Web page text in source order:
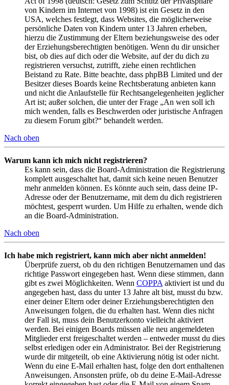
von Kindern im Internet von 1998) ist ein Gesetz in den
USA, welches festlegt, dass Websites, die möglicherweise
persönliche Daten von Kindern unter 13 Jahren erheben,
hierzu die Zustimmung der Eltern beziehungsweise des oder
der Erziehungsberechtigten benötigen. Wenn du dir unsicher
bist, ob dies auf dich oder die Website, auf der du dich zu
registrieren versuchst, zutrifft, ziehe einen rechtlichen
Beistand zu Rate. Bitte beachte, dass phpBB Limited und der
Besitzer dieses Boards keine Rechtsberatung anbieten kann
und nicht die Anlaufstelle für Rechtsangelegenheiten jeglicher
Art ist; außer solchen, die unter der Frage „An wen soll ich
mich wenden, falls es Beschwerden oder juristische Anfragen
zu diesem Forum gibt?“ behandelt werden.
Nach oben
Warum kann ich mich nicht registrieren?
Es kann sein, dass die Board-Administration die Registrierung
komplett ausgeschaltet hat, damit sich keine neuen Benutzer
mehr anmelden können. Es könnte auch sein, dass deine IP-
Adresse oder der Benutzername, mit dem du dich registrieren
möchtest, gesperrt wurden. Um Hilfe zu erhalten, wende dich
an die Board-Administration.
Nach oben
Ich habe mich registriert, kann mich aber nicht anmelden!
Überprüfe zuerst, ob du den richtigen Benutzernamen und das
richtige Passwort eingegeben hast. Wenn diese stimmen, dann
gibt es zwei Möglichkeiten. Wenn COPPA aktiviert ist und du
angegeben hast, dass du unter 13 Jahre alt bist, musst du bzw.
einer deiner Eltern oder deiner Erziehungsberechtigten den
Anweisungen folgen, die du erhalten hast. Wenn dies nicht
der Fall ist, muss dein Benutzerkonto vielleicht aktiviert
werden. Bei einigen Boards müssen alle neu angemeldeten
Mitglieder erst freigeschaltet werden – entweder musst du dies
selbst erledigen oder ein Administrator. Bei der Registrierung
wurde dir mitgeteilt, ob eine Aktivierung nötig ist oder nicht.
Wenn du eine E-Mail erhalten hast, folge den dort enthaltenen
Anweisungen. Ansonsten prüfe, ob du deine E-Mail-Adresse